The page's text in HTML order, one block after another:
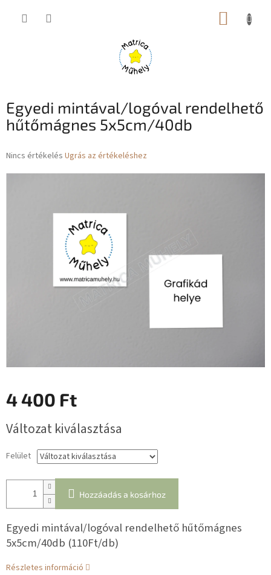
KOSÁR
Egyedi mintával/logóval rendelhető
hűtőmágnes 5x5cm/40db
A
Nincs értékelés Ugrás az értékeléshez
4 400 Ft
Változat kiválasztása
Felület
Hozzáadás a kosárhoz
Egyedi mintával/logóval rendelhető hűtőmágnes
5x5cm/40db (110Ft/db)
Részletes információ